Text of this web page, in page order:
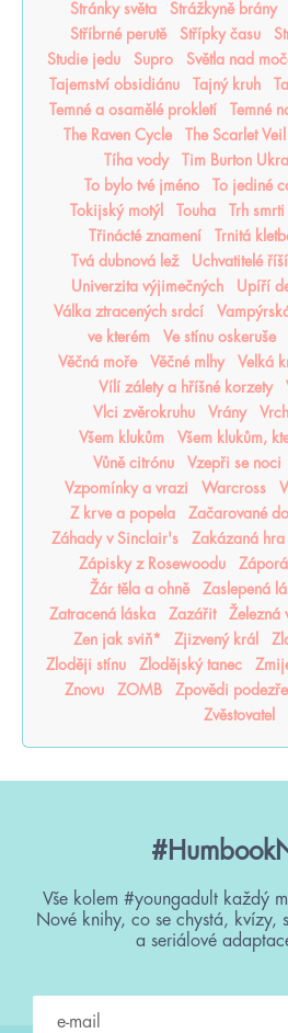
Stránky světa
Strážkyně brány
Stříbrné perutě
Střípky času
Studie jedu
Supro Světla nad
Tajemství obsidiánu
Tajný kruh
Temné a osamělé prokletí
Temné
The Raven Cycle
The Scarlet Veil
Tíha vody
Tim Burton
To bylo tvé jméno
To jediné
Tokijský motýl
Touha Trh smrti
Třinácté znamení
Trnitá
Tvá dubnová lež
Uchvatitelé říší
Univerzita výjimečných
Upíří
Válka ztracených srdcí
ve kterém
Ve stínu oskeruše
Věčná moře
Věčné mlhy Velká
Vílí zálety a hříšné korzety
Vlci zvěrokruhu
Vrány
Všem klukům
Všem klukům,
Vůně citrónu
Vzepři se noci
Vzpomínky a vrazi
Warcross
Z krve a popela
Začarované
Záhady v Sinclair's
Zakázaná hra
Zápisky z Rosewoodu
Žár těla a ohně
Zaslepená
Zatracená láska
Zazářit Železná
Zen jak sviň*
Zjizvený král
Zloději stínu
Zlodějský tanec
Znovu
ZOMB Zpovědi
Zvěstovatel
Vše kolem #youngadult každý
Nové knihy, co se chystá, kvízy,
a seriálové